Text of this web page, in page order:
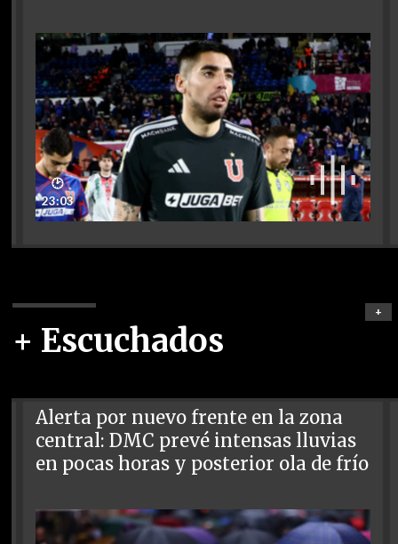
🕑
23:03
+ Escuchados
+
Alerta por nuevo frente en la zona
central: DMC prevé intensas lluvias
en pocas horas y posterior ola de frío